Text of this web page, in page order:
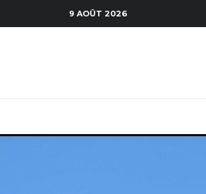
9 AOÛT 2026